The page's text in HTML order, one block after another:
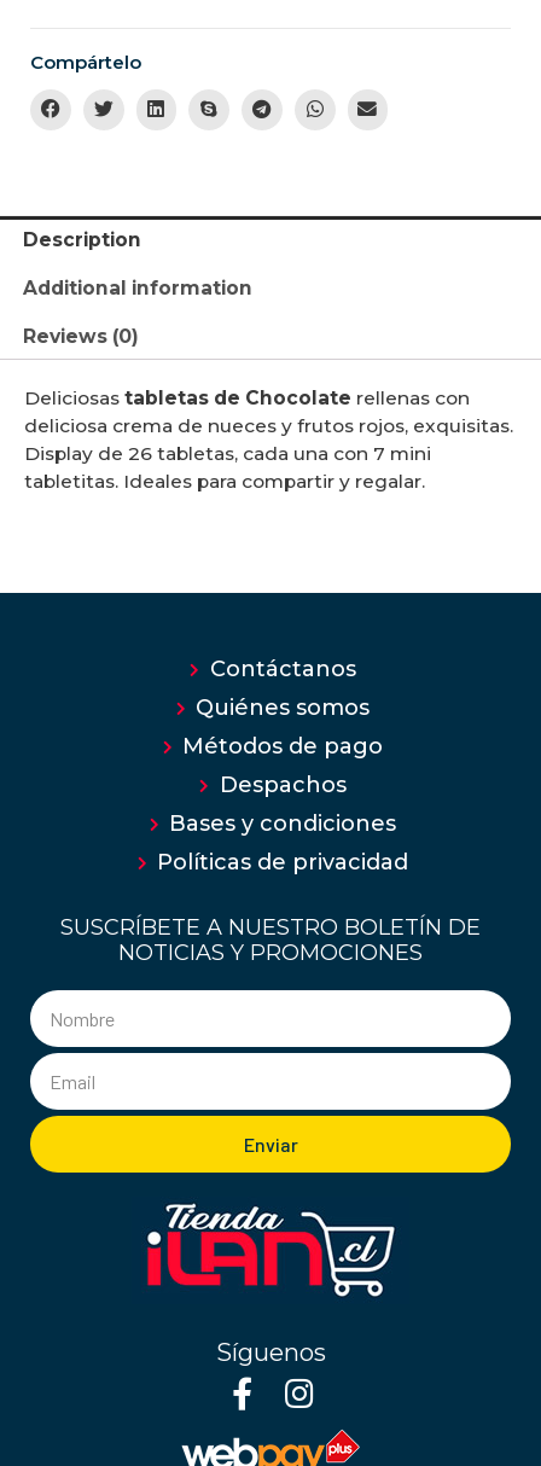
Compártelo
Description
Additional information
Reviews (0)
Deliciosas tabletas de Chocolate rellenas con
deliciosa crema de nueces y frutos rojos, exquisitas.
Display de 26 tabletas, cada una con 7 mini
tabletitas. Ideales para compartir y regalar.
Contáctanos
Quiénes somos
Métodos de pago
Despachos
Bases y condiciones
Políticas de privacidad
SUSCRÍBETE A NUESTRO BOLETÍN DE
NOTICIAS Y PROMOCIONES
Enviar
Síguenos